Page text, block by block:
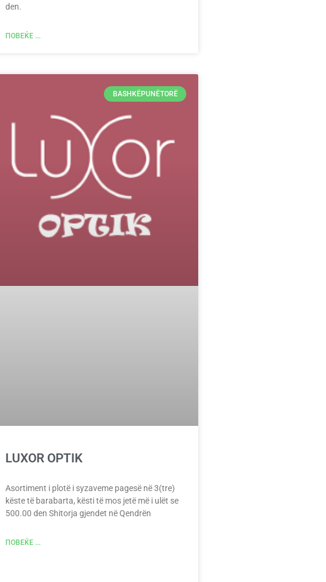
den.
ПОВЕЌЕ ...
BASHKËPUNËTORË
LUXOR OPTIK
Asortiment i plotë i syzaveme pagesë në 3(tre)
këste të barabarta, kësti të mos jetë më i ulët se
500.00 den Shitorja gjendet në Qendrën
ПОВЕЌЕ ...